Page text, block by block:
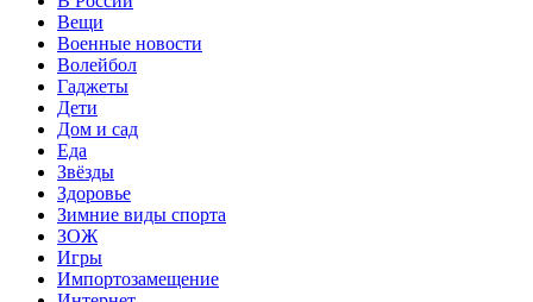
Вещи
Военные новости
Волейбол
Гаджеты
Дети
Дом и сад
Еда
Звёзды
Здоровье
Зимние виды спорта
ЗОЖ
Игры
Импортозамещение